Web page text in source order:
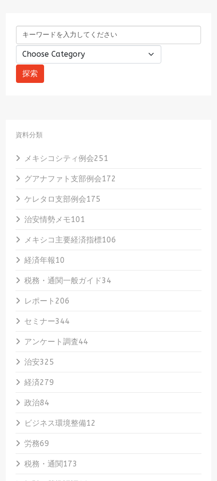
資料分類
メキシコシティ例会251
グアナファト支部例会172
ケレタロ支部例会175
治安情勢メモ101
メキシコ主要経済指標106
経済年報10
税務・通関一般ガイド34
レポート 206
セミナー344
アンケート調査44
治安325
経済279
政治84
ビジネス環境整備12
労務69
税務・通関173